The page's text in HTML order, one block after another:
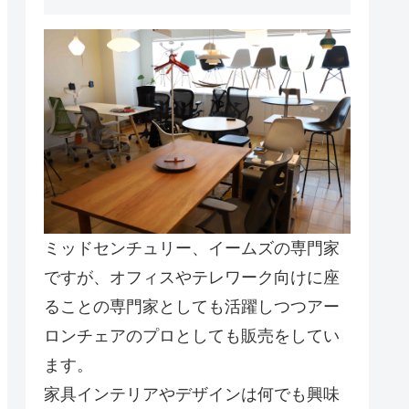
ミッドセンチュリー、イームズの専門家
ですが、オフィスやテレワーク向けに座
ることの専門家としても活躍しつつアー
ロンチェアのプロとしても販売をしてい
ます。
家具インテリアやデザインは何でも興味